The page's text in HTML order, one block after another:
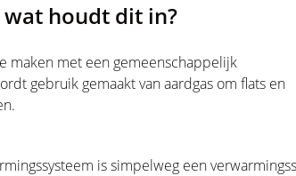
houdt dit in?
maken met een gemeenschappelijk
gebruik gemaakt van aardgas om flats en
is simpelweg een